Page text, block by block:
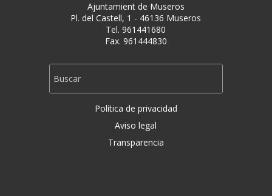
Ajuntamient de Museros
Pl. del Castell, 1 - 46136 Museros
Tel. 961441680
Fax. 961444830
Política de privacidad
Aviso legal
Transparencia